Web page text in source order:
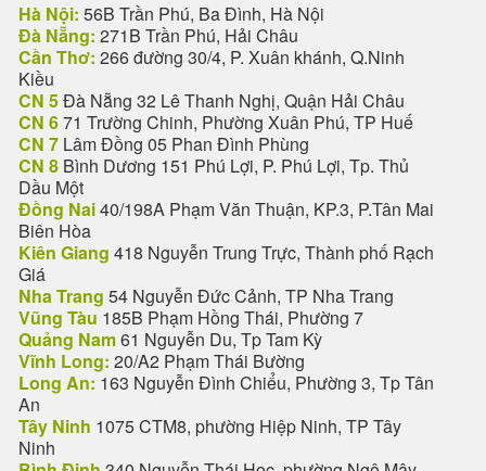
Hà Nội: 56B Trần Phú, Ba Đình, Hà Nội
Đà Nẵng: 271B Trần Phú, Hải Châu
Cần Thơ: 266 đường 30/4, P. Xuân khánh, Q.Ninh
Kiều
CN 5Đà Nẵng 32 Lê Thanh Nghị, Quận Hải Châu
CN 671 Trường Chinh, Phường Xuân Phú, TP Huế
CN 7 Lâm Đồng 05 Phan Đình Phùng
CN 8 Bình Dương 151 Phú Lợi, P. Phú Lợi, Tp. Thủ
Dầu Một
Đồng Nai40/198A Phạm Văn Thuận, KP.3, P.Tân Mai
Biên Hòa
Kiên Giang 418 Nguyễn Trung Trực, Thành phố Rạch
Giá
Nha Trang 54 Nguyễn Đức Cảnh, TP Nha Trang
Vũng Tàu 185B Phạm Hồng Thái, Phường 7
Quảng Nam61 Nguyễn Du, Tp Tam Kỳ
Vĩnh Long: 20/A2 Phạm Thái Bường
Long An: 163 Nguyễn Đình Chiểu, Phường 3, Tp Tân
An
Tây Ninh 1075 CTM8, phường Hiệp Ninh, TP Tây
Ninh